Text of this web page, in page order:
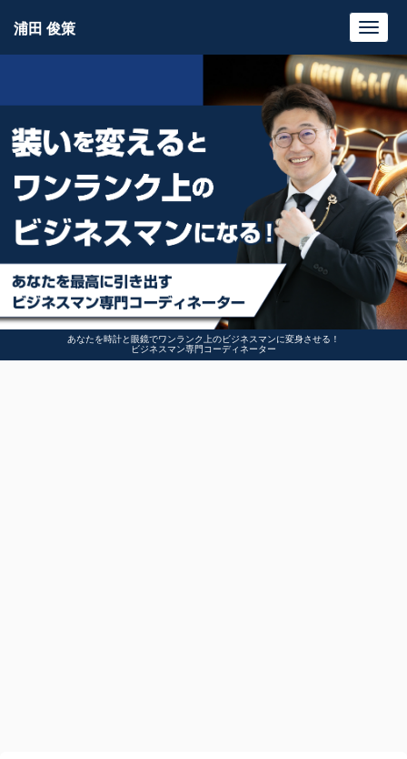
あなたを時計と眼鏡でワンランク上のビジネスマンに変身させる！
ビジネスマン専門コーディネーター
浦田 俊策